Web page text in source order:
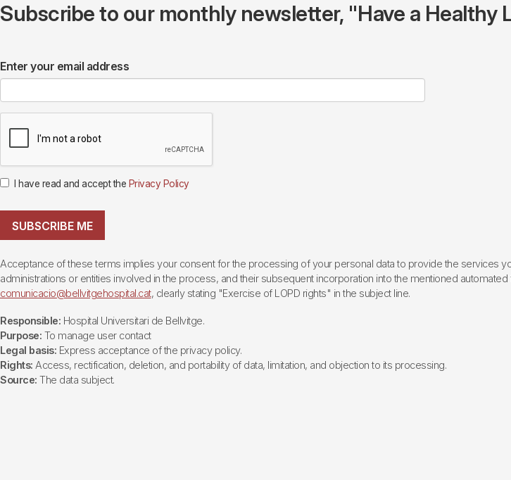
Subscribe to our monthly newsletter, "Have a
Enter your email address
I have read and accept the Privacy Policy
SUBSCRIBE ME
Acceptance of these terms implies your consent for the processing of your personal data to provide the services
administrations or entities involved in the process, and their subsequent incorporation into the mentioned
comunicacio@bellvitgehospital.cat, clearly stating "Exercise of LOPD rights" in the subject line.
Responsible: Hospital Universitari de Bellvitge.
Purpose: To manage user contact
Legal basis: Express acceptance of the privacy policy.
Rights: Access, rectification, deletion, and portability of data, limitation, and objection to its processing.
Source: The data subject.